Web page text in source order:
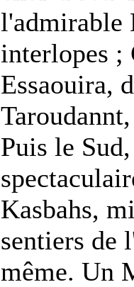
l'admirable
interlopes ;
Essaouira,
Puis le
Kasbahs,
sentiers de
même. Un